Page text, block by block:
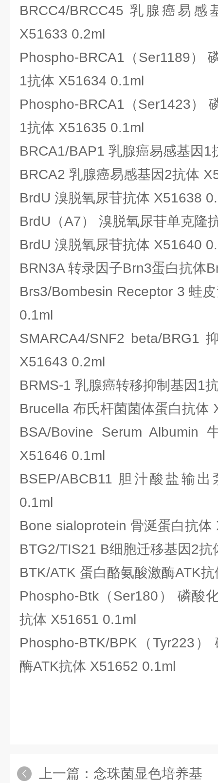
BRCC4/BRCC45 乳腺癌易
X51633 0.2ml
Phospho-BRCA1（Ser1189）
1抗体 X51634 0.1ml
Phospho-BRCA1（Ser1423）
1抗体 X51635 0.1ml
BRCA1/BAP1 乳腺癌易感基因1
BRCA2 乳腺癌易感基因2抗体
BrdU 溴脱氧尿苷抗体 X51638
BrdU（A7） 溴脱氧尿苷单克隆
BrdU 溴脱氧尿苷抗体 X51640
BRN3A 转录因子Brn3蛋白抗体
Brs3/Bombesin Receptor 3 蛙
0.1ml
SMARCA4/SNF2 beta/BRG1
X51643 0.2ml
BRMS-1 乳腺癌转移抑制基因1
Brucella 布氏杆菌菌体蛋白抗体
BSA/Bovine Serum
X51646 0.1ml
BSEP/ABCB11 胆汁酸盐输
0.1ml
Bone sialoprotein 骨涎蛋白抗体
BTG2/TIS21 B细胞迁移基因2
BTK/ATK 蛋白酪氨酸激酶ATK
Phospho-Btk（Ser180） 磷酸
抗体 X51651 0.1ml
Phospho-BTK/BPK（Tyr223
酶ATK抗体 X51652 0.1ml
上一篇： 念珠菌显色培养基